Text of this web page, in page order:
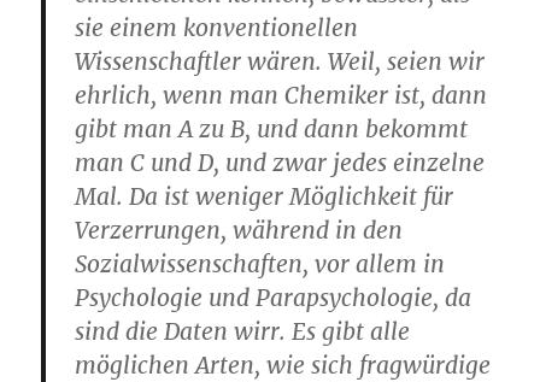
sie einem konventionellen
Wissenschaftler wären. Weil, seien wir
ehrlich, wenn man Chemiker ist, dann
gibt man A zu B, und dann bekommt
man C und D, und zwar jedes einzelne
Mal. Da ist weniger Möglichkeit für
Verzerrungen, während in den
Sozialwissenschaften, vor allem in
Psychologie und Parapsychologie, da
sind die Daten wirr. Es gibt alle
möglichen Arten, wie sich fragwürdige